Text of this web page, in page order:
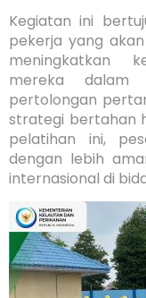
Kegiatan ini
pekerja yang
meningkatkan
mereka dalam
pertolongan
strategi bertahan
pelatihan ini,
dengan lebih
internasional di